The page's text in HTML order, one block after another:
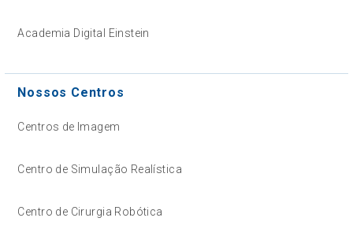
Academia Digital Einstein
Nossos Centros
Centros de Imagem
Centro de Simulação Realística
Centro de Cirurgia Robótica